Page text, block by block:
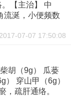
【主治】 中
流涎，小便频数
2017-07-07 17:50:08
胡（9g） 瓜蒌
） 穿山甲（6g）
，疏肝通络。